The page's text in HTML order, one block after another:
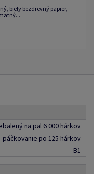
biely bezdrevný papier,
na pal 6 000 hárkov
páčkovanie po 125 hárkov
B1